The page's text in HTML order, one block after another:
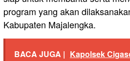
program yang akan
Kabupaten Majalengka.
BACA JUGA | Kapolsek